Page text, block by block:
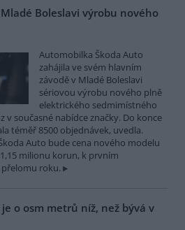
Boleslavi výrobu nového
Automobilka Škoda Auto
zahájila ve svém hlavním
závodě v Mladé Boleslavi
sériovou výrobu nového plně
elektrického sedmimístného
v současné nabídce značky. Do konce
téměř 8500 objednávek, uvedla.
Auto bude cena nového modelu
milionu korun, k prvním
roku.
o osm metrů níž, než bývá v